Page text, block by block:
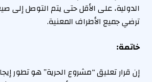
الدولية، على الأقل حتى يتم التوصل إلى
ترضي جميع الأطراف المعنية.
خاتمة:
إن قرار تعليق “مشروع الحرية” هو تطور